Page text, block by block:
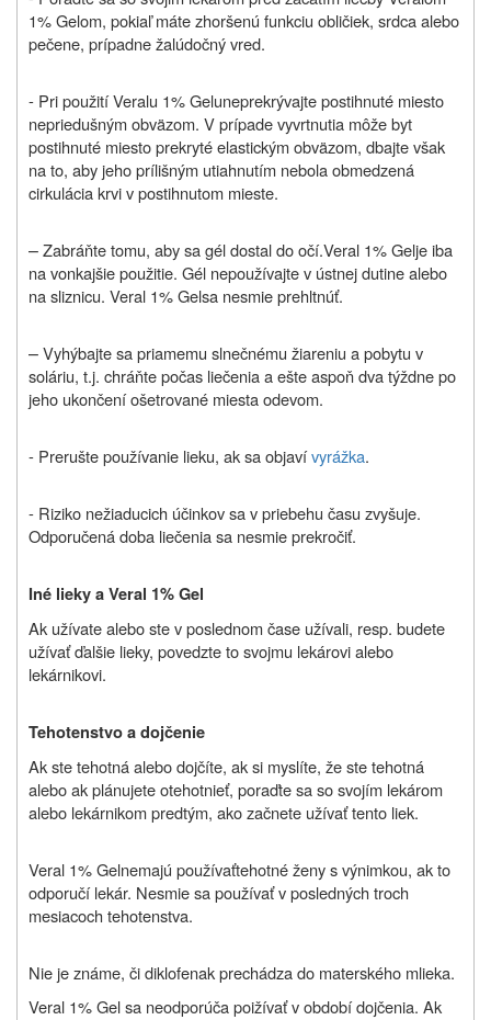
1% Gelom, pokiaľ máte zhoršenú funkciu obličiek, srdca alebo
pečene, prípadne žalúdočný vred.
- Pri použitíVeralu 1% Geluneprekrývajte postihnuté miesto
nepriedušným obväzom. V prípade vyvrtnutia môže byt
postihnuté miesto prekryté elastickým obväzom, dbajte však
na to, aby jeho prílišným utiahnutím nebola obmedzená
cirkulácia krvi v postihnutom mieste.
–Zabráňte tomu, aby sa gél dostal do očí.Veral 1% Gelje iba
na vonkajšie použitie. Gél nepoužívajte v ústnej dutine alebo
na sliznicu. Veral 1% Gelsa nesmie prehltnúť.
–Vyhýbajte sa priamemu slnečnému žiareniu a pobytu v
soláriu, t.j. chráňte počas liečenia a ešte aspoň dva týždne po
jeho ukončení ošetrované miesta odevom.
- Prerušte používanie lieku, ak sa objavívyrážka.
- Riziko nežiaducich účinkov sa v priebehu času zvyšuje.
Odporučená doba liečenia sa nesmie prekročiť.
Iné lieky a Veral 1% Gel
Ak užívate alebo ste v poslednom čase užívali, resp. budete
užívať ďalšie lieky, povedzte to svojmu lekárovi alebo
lekárnikovi.
Tehotenstvo a dojčenie
Ak ste tehotná alebo dojčíte, ak si myslíte, že ste tehotná
alebo ak plánujete otehotnieť, poraďte sa so svojím lekárom
alebo lekárnikom predtým, ako začnete užívať tento liek.
Veral 1% Gelnemajú používaťtehotné ženy s výnimkou, ak to
odporučí lekár. Nesmie sa používaťv posledných troch
mesiacoch tehotenstva.
Nie je známe, či diklofenak prechádza do materského mlieka.
Veral 1% Gel sa neodporúča poižívať v období dojčenia. Ak